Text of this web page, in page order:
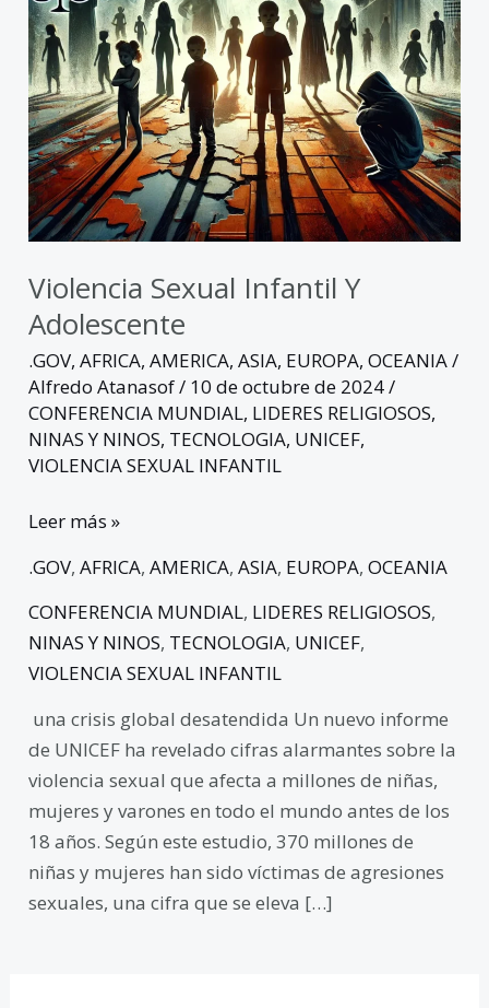
Violencia Sexual Infantil Y
Adolescente
.GOV,AFRICA,AMERICA,ASIA, EUROPA,OCEANIA/
Alfredo Atanasof/ 10 de octubre de 2024/
CONFERENCIA MUNDIAL, LIDERES RELIGIOSOS,
NINAS Y NINOS, TECNOLOGIA, UNICEF,
VIOLENCIA SEXUAL INFANTIL
Leer más »
.GOV,AFRICA,AMERICA,ASIA, EUROPA,OCEANIA
CONFERENCIA MUNDIAL, LIDERES RELIGIOSOS,
NINAS Y NINOS, TECNOLOGIA, UNICEF,
VIOLENCIA SEXUAL INFANTIL
una crisis global desatendida Un nuevo informe
de UNICEF ha revelado cifras alarmantes sobre la
violencia sexual que afecta a millones de niñas,
mujeres y varones en todo el mundo antes de los
18 años. Según este estudio, 370 millones de
niñas y mujeres han sido víctimas de agresiones
sexuales, una cifra que se eleva […]